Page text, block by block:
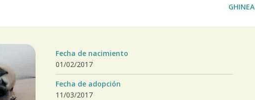
GHINEA
Fecha de nacimiento
01/02/2017
Fecha de adopción
11/03/2017